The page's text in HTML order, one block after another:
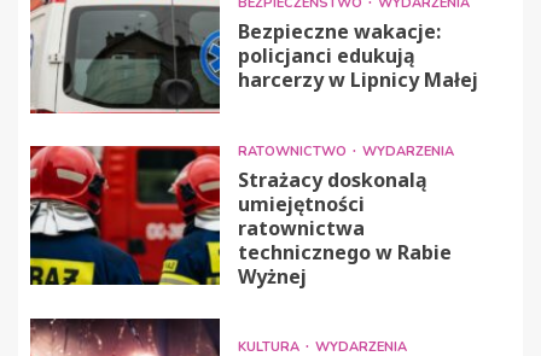
Bezpieczne wakacje:
policjanci edukują
harcerzy w Lipnicy Małej
RATOWNICTWO WYDARZENIA
Strażacy doskonalą
umiejętności
ratownictwa
technicznego w Rabie
Wyżnej
KULTURA WYDARZENIA